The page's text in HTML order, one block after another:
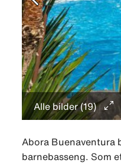
Alle bilder (19)
Abora Buenaventura
barnebasseng. Som